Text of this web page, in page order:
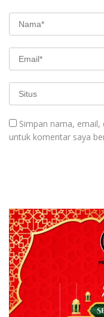
Simpan nama,
untuk komentar saya